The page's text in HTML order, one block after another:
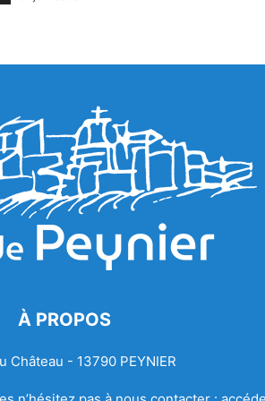
À PROPOS
Château - 13790 PEYNIER